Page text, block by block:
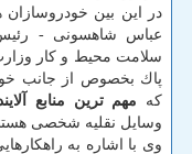
در این بین خودروسازان
عباس شاهسونی - رئیس
سلامت محیط و كار
پاك بخصوص از جانب
كه مهم ترین منابع
وسایل نقلیه شخصی
وی با اشاره به